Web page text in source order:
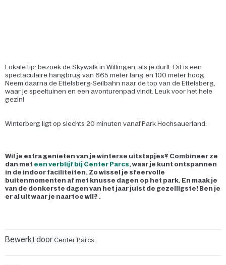
Lokale tip: bezoek de Skywalk in Willingen, als je durft. Dit is een
spectaculaire hangbrug van 665 meter lang en 100 meter hoog.
Neem daarna de Ettelsberg-Seilbahn naar de top van de Ettelsberg,
waar je speeltuinen en een avonturenpad vindt. Leuk voor het hele
gezin!
Winterberg ligt op slechts 20 minuten vanaf Park Hochsauerland.
Wil je extra genieten van je winterse uitstapjes? Combineer ze
dan met een verblijf bij Center Parcs, waar je kunt ontspannen
in de indoor faciliteiten. Zo wissel je sfeervolle
buitenmomenten af met knusse dagen op het park. En maak je
van de donkerste dagen van het jaar juist de gezelligste! Ben je
er al uit waar je naartoe wil? .
Bewerkt doorCenter Parcs